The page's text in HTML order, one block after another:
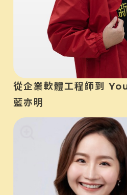
從企業軟體工程師到
藍亦明